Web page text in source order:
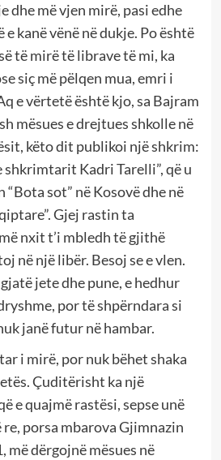
dhe më vjen mirë, pasi edhe
kanë vënë në dukje. Po është
të mirë të librave të mi, ka
siç më pëlqen mua, emri i
e vërtetë është kjo, sa Bajram
mësues e drejtues shkolle në
këto dit publikoi një shkrim:
shkrimtarit Kadri Tarelli”, që u
“Bota sot” në Kosovë dhe në
Gjej rastin ta
nxit t’i mbledh të gjithë
në një libër. Besoj se e vlen.
jete dhe pune, e hedhur
por të shpërndara si
janë futur në hambar.
i mirë, por nuk bëhet shaka
Çuditërisht ka një
e quajmë rastësi, sepse unë
re, porsa mbarova Gjimnazin
më dërgojnë mësues në